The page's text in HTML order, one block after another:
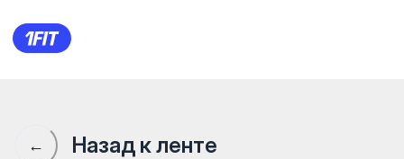
FitnessBlitz Kokshetau —
← Назад к ленте